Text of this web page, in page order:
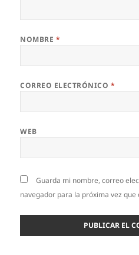
NOMBRE *
CORREO ELECTRÓNICO *
WEB
Guarda mi nombre, correo
navegador para la próxima vez que